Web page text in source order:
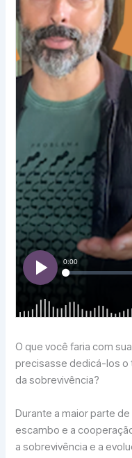
O que você faria com
precisasse dedicá-los o
da sobrevivência?
Durante a maior parte
escambo e a
a sobrevivência e a